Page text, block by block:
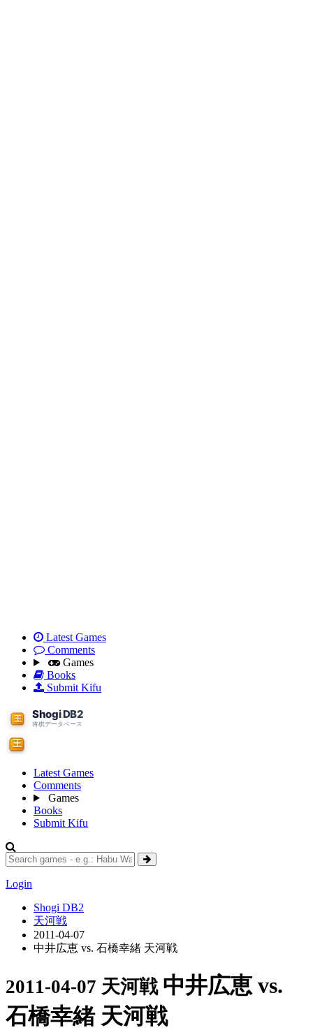
Latest Games
Comments
Games
Books
Submit Kifu
Latest Games
Comments
Games
Books
Submit Kifu
Login
Shogi DB2
天河戦
2011-04-07
中井広恵 vs. 石橋幸緒 天河戦
2011-04-07 天河戦 中井広恵 vs.
石橋幸緒 天河戦